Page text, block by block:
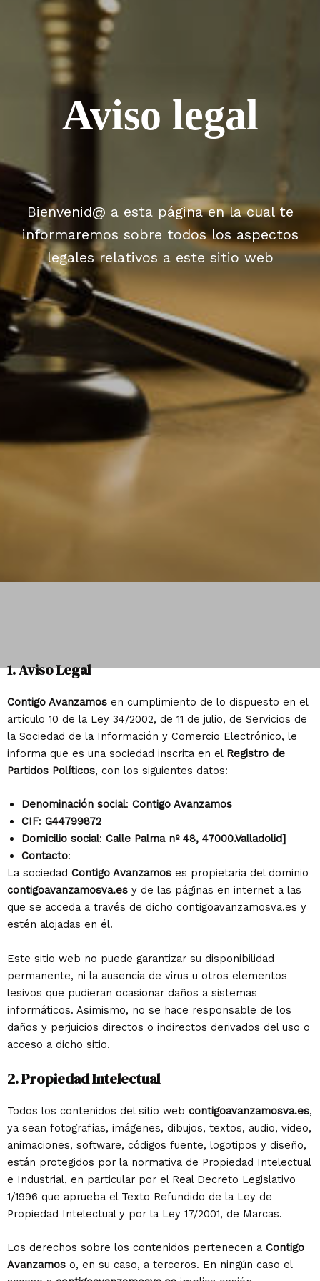
Aviso legal
Bienvenid@ a esta página en la cual te
informaremos sobre todos los aspectos
legales relativos a este sitio web
1. Aviso Legal
Contigo Avanzamos en cumplimiento de lo dispuesto en el
artículo 10 de la Ley 34/2002, de 11 de julio, de Servicios de
la Sociedad de la Información y Comercio Electrónico, le
informa que es una sociedad inscrita en el Registro de
Partidos Políticos, con los siguientes datos:
Denominación social: Contigo Avanzamos
CIF: G44799872
Domicilio social: Calle Palma nº 48, 47000.Valladolid]
Contacto:
La sociedad Contigo Avanzamos es propietaria del dominio
contigoavanzamosva.es y de las páginas en internet a las
que se acceda a través de dicho contigoavanzamosva.es y
estén alojadas en él.
Este sitio web no puede garantizar su disponibilidad
permanente, ni la ausencia de virus u otros elementos
lesivos que pudieran ocasionar daños a sistemas
informáticos. Asimismo, no se hace responsable de los
daños y perjuicios directos o indirectos derivados del uso o
acceso a dicho sitio.
2. Propiedad Intelectual
Todos los contenidos del sitio web contigoavanzamosva.es,
ya sean fotografías, imágenes, dibujos, textos, audio, video,
animaciones, software, códigos fuente, logotipos y diseño,
están protegidos por la normativa de Propiedad Intelectual
e Industrial, en particular por el Real Decreto Legislativo
1/1996 que aprueba el Texto Refundido de la Ley de
Propiedad Intelectual y por la Ley 17/2001, de Marcas.
Los derechos sobre los contenidos pertenecen a Contigo
Avanzamos o, en su caso, a terceros. En ningún caso el